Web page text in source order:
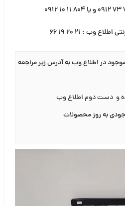
و یا۸۰۴ ۱۱ ۱۰ ۰۹۱۲
اطلاع وب : ۲۱ ۲۰ ۱۹ ۶۶
در اطلاع وب به آدرس زیر مراجعه
و دست دوم اطلاع وب
به روز محصولات